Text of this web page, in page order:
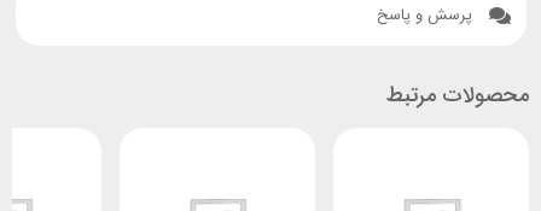
پرسش و پاسخ
محصولات مرتبط